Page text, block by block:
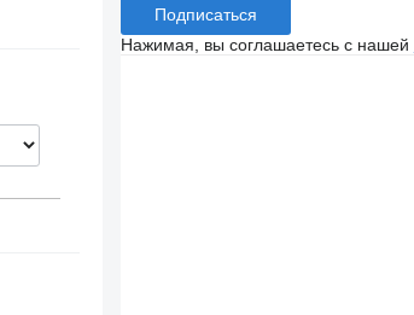
Подписаться
Нажимая, вы соглашаетесь с нашей